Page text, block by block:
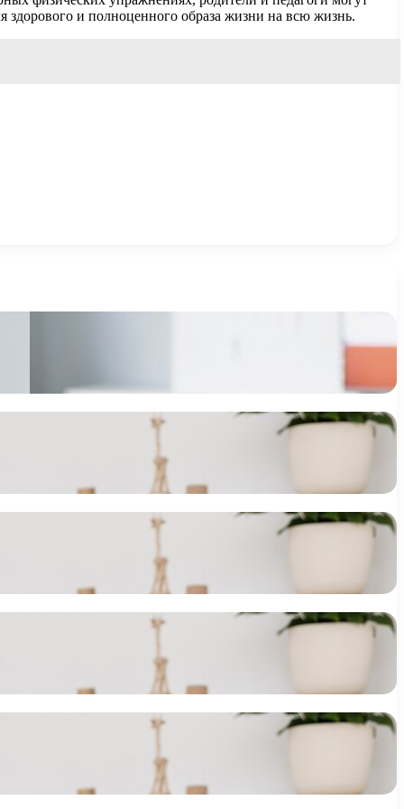
здорового и полноценного образа жизни на всю жизнь.